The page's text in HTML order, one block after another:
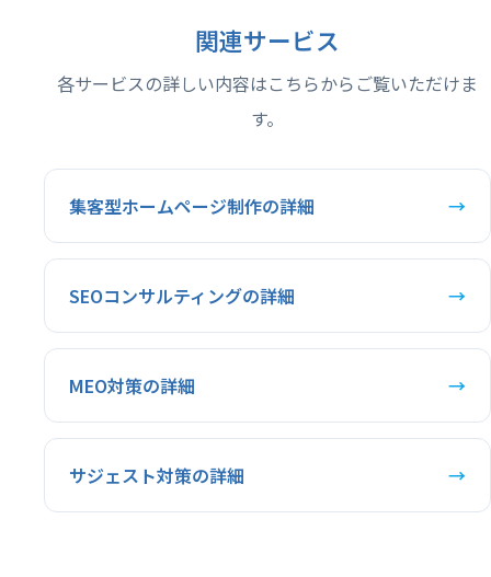
関連サービス
各サービスの詳しい内容はこちらからご覧いただけま
す。
集客型ホームページ制作の詳細 →
SEOコンサルティングの詳細 →
MEO対策の詳細 →
サジェスト対策の詳細 →